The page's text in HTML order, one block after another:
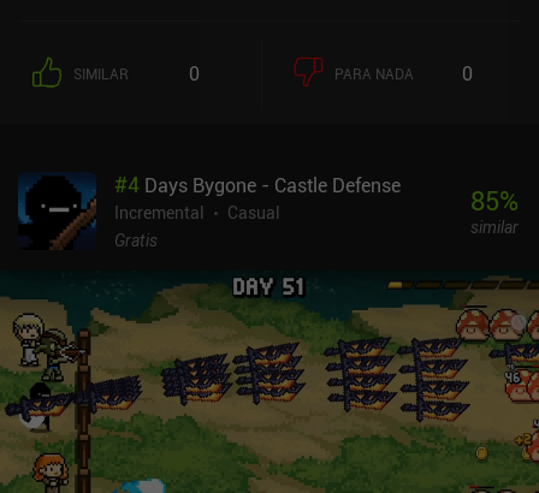
SIMILAR 0 PARA NADA 0
#4 Days Bygone - Castle Defense
Incremental
Casual
Gratis
85%
similar